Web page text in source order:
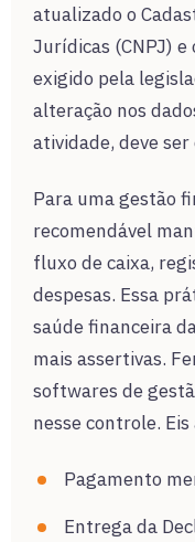
atualizado o
Jurídicas (CNPJ)
exigido pela
alteração nos
atividade, deve
Para uma gestão
recomendável
fluxo de caixa,
despesas. Essa
saúde financeira
mais assertivas.
softwares de
nesse controle.
Pagamento
Entrega da